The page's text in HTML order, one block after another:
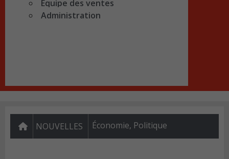
Équipe des ventes
Administration
NOUVELLES Économie, Politique